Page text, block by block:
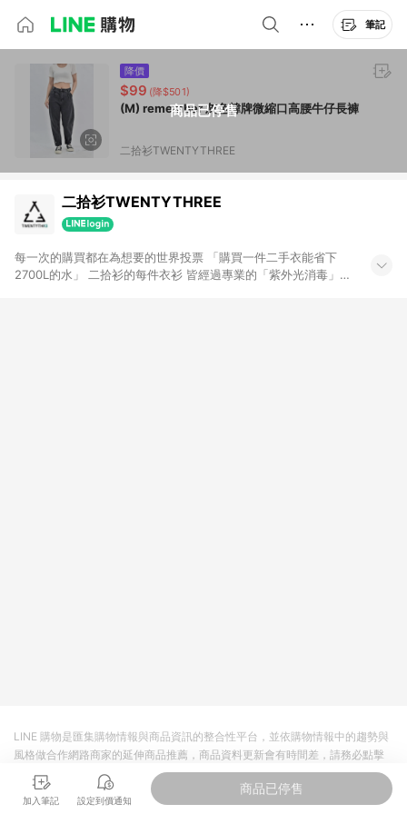
筆記
商品已停售
降價
$99 (降$501)
(M) remember 灰色韓牌微縮口高腰牛仔長褲
二拾衫TWENTYTHREE
二拾衫TWENTYTHREE
每一次的購買都在為想要的世界投票 「購買一件二手衣能省下
2700L的水」 二拾衫的每件衣衫 皆經過專業的「紫外光消毒」、
加入筆記 設定到價通知
商品已停售
LINE 購物是匯集購物情報與商品資訊的整合性平台，並依購物情報中的趨勢與
風格做合作網路商家的延伸商品推薦，商品資料更新會有時間差，請務必點擊
商品至各合作網路商家，確認現售價與購物條件，一切資訊以合作廠商網頁為
準。